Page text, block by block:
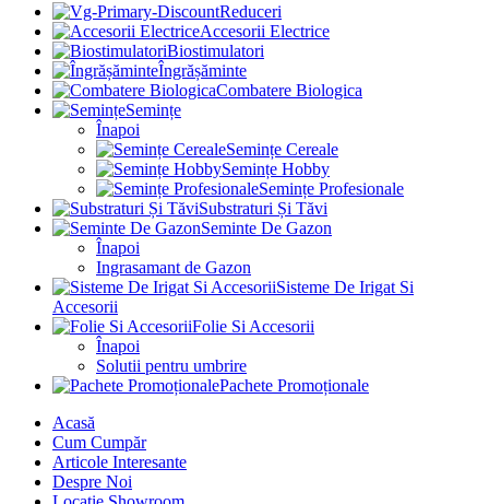
Reduceri
Accesorii Electrice
Biostimulatori
Îngrășăminte
Combatere Biologica
Semințe
Înapoi
Semințe Cereale
Semințe Hobby
Semințe Profesionale
Substraturi Și Tăvi
Seminte De Gazon
Înapoi
Ingrasamant de Gazon
Sisteme De Irigat Si
Accesorii
Folie Si Accesorii
Înapoi
Solutii pentru umbrire
Pachete Promoționale
Acasă
Cum Cumpăr
Articole Interesante
Despre Noi